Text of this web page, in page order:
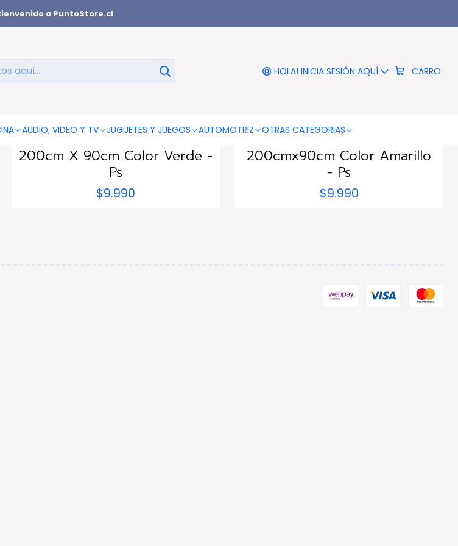
HOLA! INICIA SESIÓN AQUÍ CARRO
AUDIO, VIDEO Y TV JUGUETES Y JUEGOS AUTOMOTRIZ OTRAS CATEGORIAS
a PuntoStore.cl
Tumbonas
Sofá Tumbona Sillón Inflable
200cm X 90cm Color Verde -
Ps
$9.990
Agotado
Sofá Tumbona Sillón Inflable
200cmx90cm Color Amarillo
- Ps
$9.990